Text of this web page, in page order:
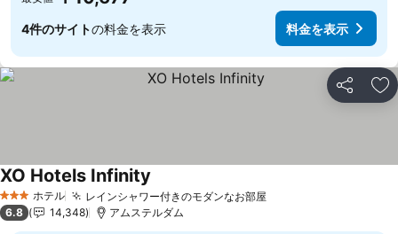
4件のサイトの料金を表示 料金を表示
シェア お
3 ホテルのランク
ホテル レインシャワー付きのモダンなお部屋
XO Hotels Infinity
6.8 14,348 アムステルダム